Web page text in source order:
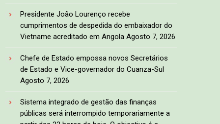
Presidente João Lourenço recebe
cumprimentos de despedida do embaixador do
Vietname acreditado em Angola Agosto 7, 2026
Chefe de Estado empossa novos Secretários
de Estado e Vice-governador do Cuanza-Sul
Agosto 7, 2026
Sistema integrado de gestão das finanças
públicas será interrompido temporariamente a